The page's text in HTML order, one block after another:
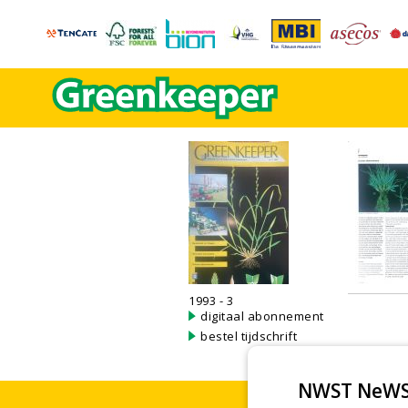
1993 - 3
digitaal abonnement
bestel tijdschrift
NWST